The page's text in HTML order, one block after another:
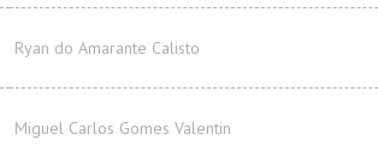
Ryan do Amarante Calisto
Miguel Carlos Gomes Valentin